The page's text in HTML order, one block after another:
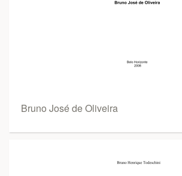
Bruno José de Oliveira